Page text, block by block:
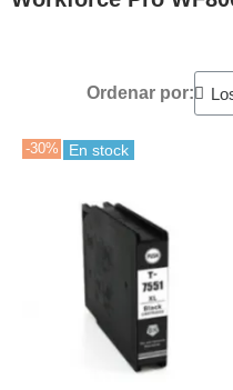
Ordenar por:
-30% En stock